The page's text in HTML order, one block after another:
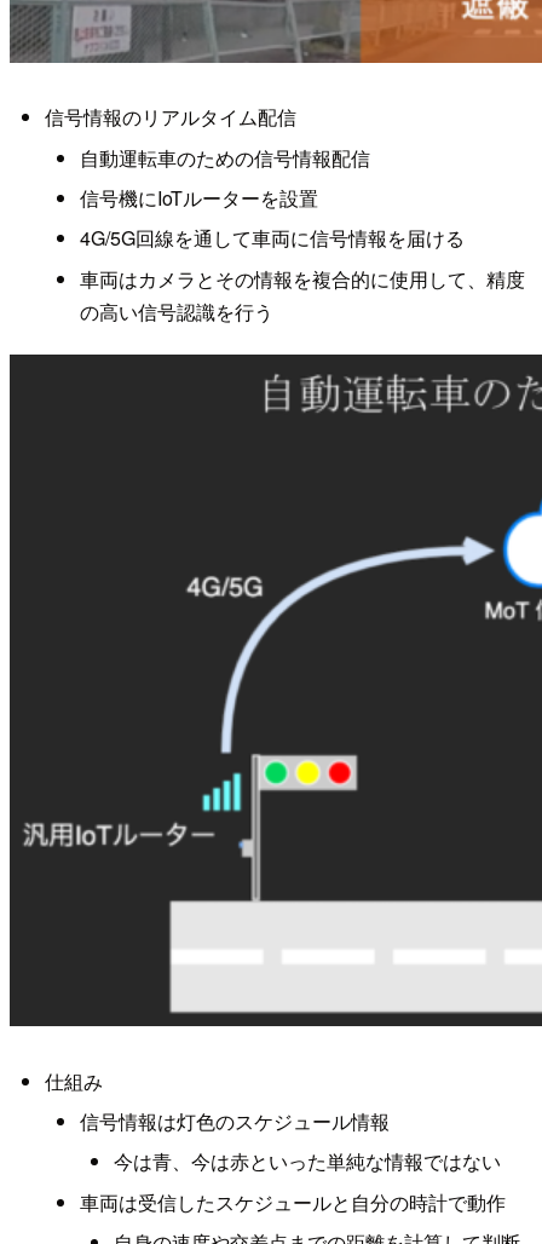
信号情報のリアルタイム配信
自動運転車のための信号情報配信
信号機にIoTルーターを設置
4G/5G回線を通して車両に信号情報を届ける
車両はカメラとその情報を複合的に使用して、精度
の高い信号認識を行う
仕組み
信号情報は灯色のスケジュール情報
今は青、今は赤といった単純な情報ではない
車両は受信したスケジュールと自分の時計で動作